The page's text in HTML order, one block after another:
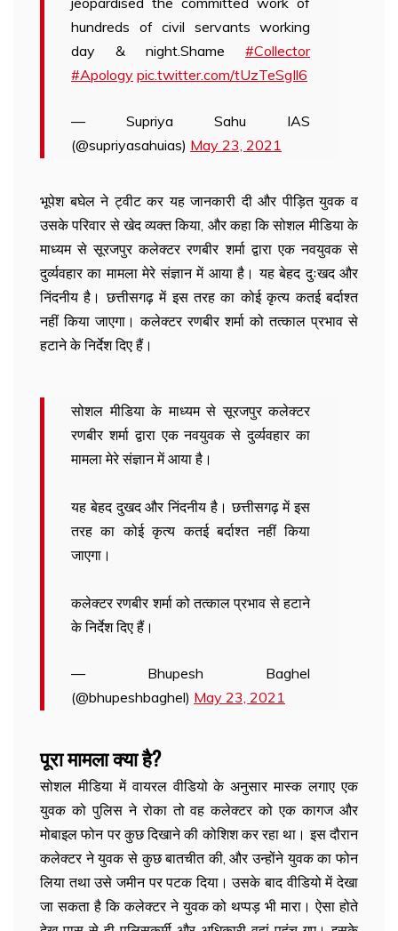
hundreds of civil servants working
day & night.Shame #Collector
#Apology pic.twitter.com/tUzTeSgIl6
— Supriya Sahu IAS
(@supriyasahuias) May 23, 2021
भूपेश बघेल ने ट्वीट कर यह जानकारी दी और पीड़ित युवक व
उसके परिवार से खेद व्यक्त किया, और कहा कि सोशल मीडिया के
माध्यम से सूरजपुर कलेक्टर रणबीर शर्मा द्वारा एक नवयुवक से
दुर्व्यवहार का मामला मेरे संज्ञान में आया है। यह बेहद दुःखद और
निंदनीय है। छत्तीसगढ़ में इस तरह का कोई कृत्य कतई बर्दाश्त
नहीं किया जाएगा। कलेक्टर रणबीर शर्मा को तत्काल प्रभाव से
हटाने के निर्देश दिए हैं।
सोशल मीडिया के माध्यम से सूरजपुर कलेक्टर
रणबीर शर्मा द्वारा एक नवयुवक से दुर्व्यवहार का
मामला मेरे संज्ञान में आया है।
यह बेहद दुखद और निंदनीय है। छत्तीसगढ़ में इस
तरह का कोई कृत्य कतई बर्दाश्त नहीं किया
जाएगा।
कलेक्टर रणबीर शर्मा को तत्काल प्रभाव से हटाने
के निर्देश दिए हैं।
— Bhupesh Baghel
(@bhupeshbaghel) May 23, 2021
पूरा मामला क्या है?
सोशल मीडिया में वायरल वीडियो के अनुसार मास्क लगाए एक
युवक को पुलिस ने रोका तो वह कलेक्टर को एक कागज और
मोबाइल फोन पर कुछ दिखाने की कोशिश कर रहा था। इस दौरान
कलेक्टर ने युवक से कुछ बातचीत की, और उन्होंने युवक का फोन
लिया तथा उसे जमीन पर पटक दिया। उसके बाद वीडियो में देखा
जा सकता है कि कलेक्टर ने युवक को थप्पड़ भी मारा। ऐसा होते